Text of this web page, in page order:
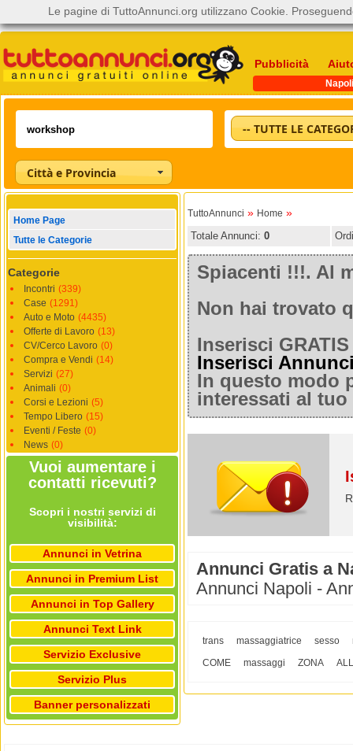
Pubblicità
Napoli
-- TUTTE LE
Città e Provincia
Home Page
Tutte le Categorie
Categorie
Incontri (339)
Case (1291)
Auto e Moto (4435)
Offerte di Lavoro (13)
CV/Cerco Lavoro (0)
Compra e Vendi (14)
Servizi (27)
Animali (0)
Corsi e Lezioni (5)
Tempo Libero (15)
Eventi / Feste (0)
News (0)
Vuoi aumentare i
contatti ricevuti?
Scopri i nostri servizi di
visibilità:
Annunci in Vetrina
Annunci in Premium List
Annunci in Top Gallery
Annunci Text Link
Servizio Exclusive
Servizio Plus
Banner personalizzati
TuttoAnnunci » Home »
Totale Annunci: 0
Spiacenti !!!. Al
Non hai trovato
Inserisci
Inserisci
In questo modo
interessati al
Annunci Gratis a
Annunci Napoli -
trans massaggiatrice sesso
COME
massaggi ZONA
Le pagine di TuttoAnnunci.org utilizzano Cookie.